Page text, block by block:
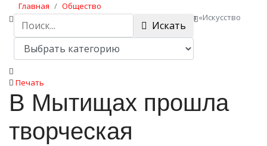
Главная
Общество
В Мытищах прошла творческая программа «Искусство
в жизни»
Искать
Печать
В Мытищах прошла
творческая